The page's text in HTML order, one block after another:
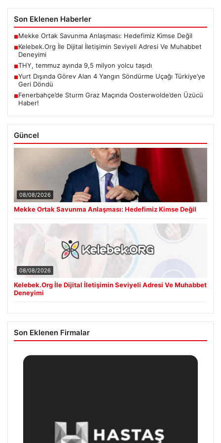
Son Eklenen Haberler
■Mekke Ortak Savunma Anlaşması: Hedefimiz Kimse Değil
■Kelebek.Org İle Dijital İletişimin Seviyeli Adresi Ve Muhabbet
Deneyimi
■THY, temmuz ayında 9,5 milyon yolcu taşıdı
■Yurt Dışında Görev Alan 4 Yangın Söndürme Uçağı Türkiye’ye
Geri Döndü
■Fenerbahçe’de Sturm Graz Maçında Oosterwolde’den Üzücü
Haber!
Güncel
08/08/2026
Mekke Ortak Savunma Anlaşması: Hedefimiz Kimse Değil
08/08/2026
Kelebek.Org İle Dijital İletişimin Seviyeli Adresi Ve Muhabbet
Deneyimi
Son Eklenen Firmalar